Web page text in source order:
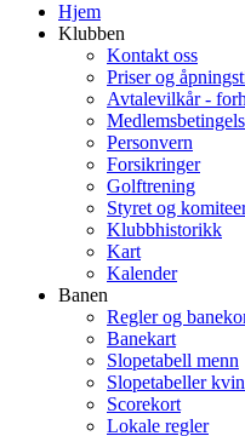
Hjem
Klubben
Kontakt oss
Priser og
Avtalevilkår -
Personvern
Forsikringer
Golftrening
Styret og
Klubbhistorikk
Kart
Kalender
Banen
Regler og
Banekart
Slopetabell menn
Slopetabeller
Scorekort
Lokale regler